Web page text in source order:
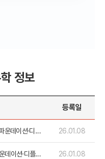
정보
등록일
데이션·디플
26.01.08
이션·디플로
26.01.08